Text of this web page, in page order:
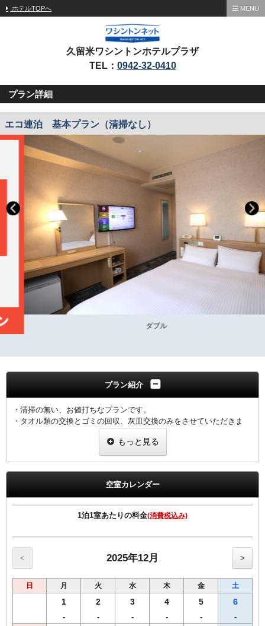
ホテルTOPへ MENU
久留米ワシントンホテルプラザ
TEL： 0942-32-0410
プラン詳細
エコ連泊 基本プラン（清掃なし）
プラン紹介
・清掃の無い、お値打ちなプランです。
・タオル類の交換とゴミの回収、灰皿交換のみをさせていただきま
・シーツ、枕カバー、ナイトウェア、スリッパ、歯ブラシ、かみそり
2020年4月1日より福岡県宿泊税条例に伴い、ご宿泊料金に応じた宿泊
【宿泊税額：室料(税別）お1人様1泊あたり】
20,000円未満200円
もっと見る
空室カレンダー
1泊1室あたりの料金(消費税込み)
< 2025年12月 >
日 月 火 水 木 金 土
1
-
2
-
3
-
4
-
5
-
6
-